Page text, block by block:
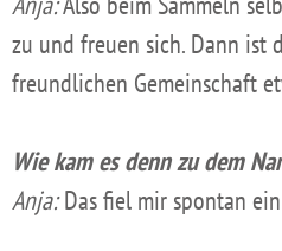
zu und freuen sich. Dann ist
freundlichen Gemeinschaft
Wie kam es denn zu dem
Anja:Das fiel mir spontan